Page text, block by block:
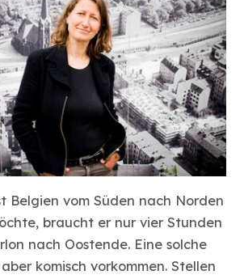
Belgien vom Süden nach Norden
braucht er nur vier Stunden
nach Oostende. Eine solche
komisch vorkommen. Stellen